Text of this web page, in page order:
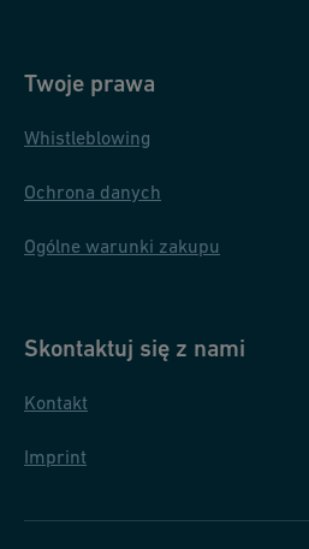
Twoje prawa
Whistleblowing
Ochrona danych
Ogólne warunki zakupu
Skontaktuj się z nami
Kontakt
Imprint